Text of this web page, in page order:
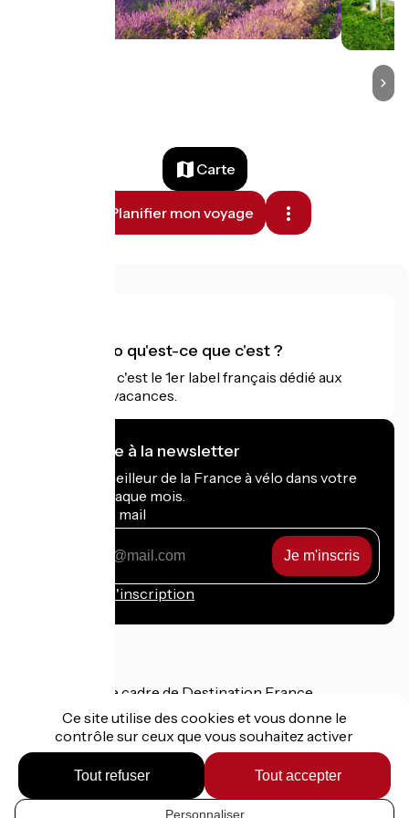
Carte
Planifier mon voyage
Accueil Vélo qu'est-ce que c'est ?
Accueil Vélo c'est le 1er label français dédié aux
cyclistes en vacances.
Je m'abonne à la newsletter
Recevez le meilleur de la France à vélo dans votre
boîte mail chaque mois.
Mon adresse mail
Conditions d'inscription
Financé dans le cadre de Destination France
Mentions légales
Données personnelles
Contact
Ce site utilise des cookies et vous donne le
contrôle sur ceux que vous souhaitez activer
Tout accepter
Tout refuser
Personnaliser